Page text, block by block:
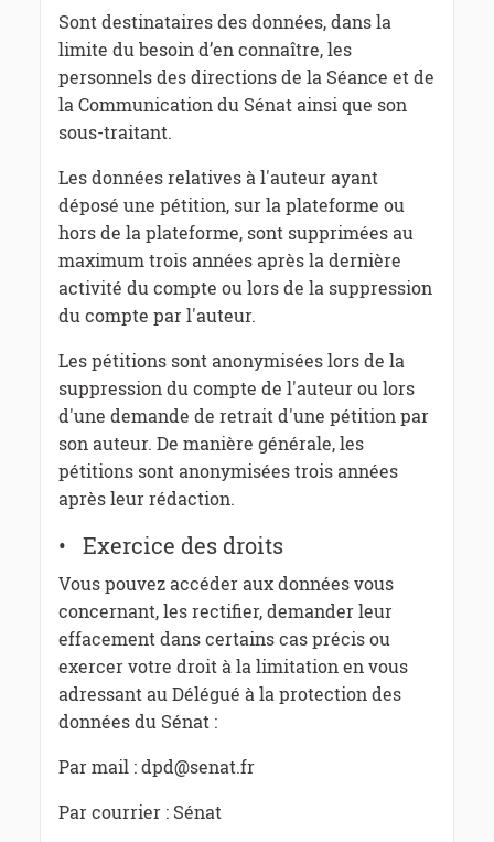
Sont destinataires des données, dans la
limite du besoin d’en connaître, les
personnels des directions de la Séance et de
la Communication du Sénat ainsi que son
sous-traitant.
Les données relatives à l'auteur ayant
déposé une pétition, sur la plateforme ou
hors de la plateforme, sont supprimées au
maximum trois années après la dernière
activité du compte ou lors de la suppression
du compte par l'auteur.
Les pétitions sont anonymisées lors de la
suppression du compte de l'auteur ou lors
d'une demande de retrait d'une pétition par
son auteur. De manière générale, les
pétitions sont anonymisées trois années
après leur rédaction.
• Exercice des droits
Vous pouvez accéder aux données vous
concernant, les rectifier, demander leur
effacement dans certains cas précis ou
exercer votre droit à la limitation en vous
adressant au Délégué à la protection des
données du Sénat :
Par mail : dpd@senat.fr
Par courrier : Sénat